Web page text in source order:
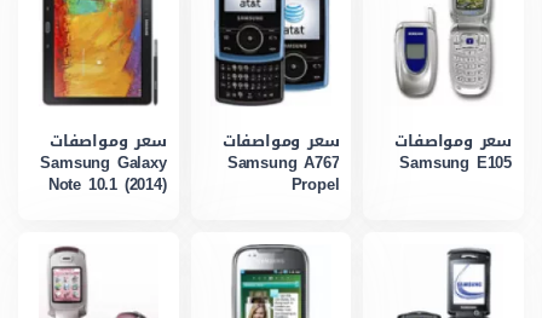
سعر ومواصفات
Samsung E105
سعر ومواصفات
Samsung A767
Propel
سعر ومواصفات
Samsung Galaxy
Note 10.1 (2014)